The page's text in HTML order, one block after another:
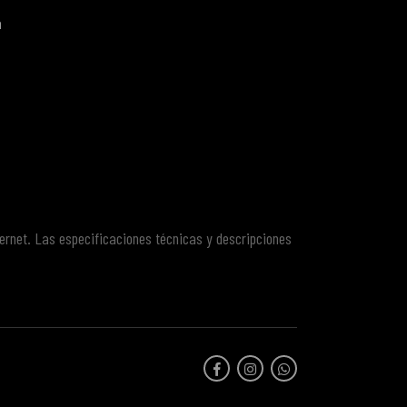
Las especificaciones técnicas y descripciones